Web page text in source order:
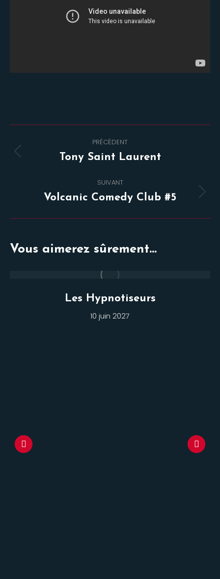
de
commentaire
PRÉCÉDENT
Onglet
Tony Saint Laurent
SUIVANT
Projets
Volcanic Comedy Club #5
Vous aimerez sûrement...
Les Hypnotiseurs
10 juin 2027